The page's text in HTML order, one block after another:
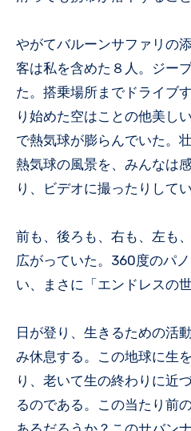
やがてバルーンサファリの
客は私を含めた８人。ジー
た。搭乗場所までドライブ
り始めた空はことの他美し
で熱気球が膨らんでいた。
熱気球の風景を、みんなは
り、ビデオに撮ったりしてい
前も、後ろも、右も、左も
広がっていた。360度のパ
い、まさに「エンドレスの世
日が登り、生きるための活
み休息する。この地球に生
り、老いて生の終わりに近
るのである。この当たり前